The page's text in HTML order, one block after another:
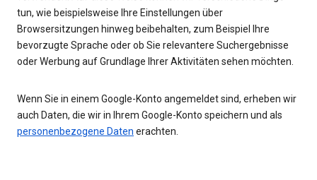
tun, wie beispielsweise Ihre Einstellungen über
Browsersitzungen hinweg beibehalten, zum Beispiel Ihre
bevorzugte Sprache oder ob Sie relevantere Suchergebnisse
oder Werbung auf Grundlage Ihrer Aktivitäten sehen möchten.
Wenn Sie in einem Google-Konto angemeldet sind, erheben wir
auch Daten, die wir in Ihrem Google-Konto speichern und als
personenbezogene Daten erachten.